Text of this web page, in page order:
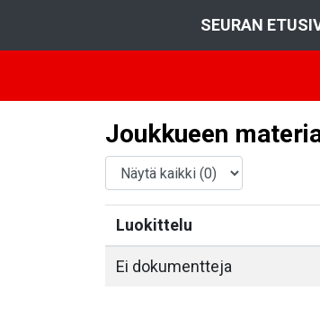
SEURAN
Joukkueen
Luokittelu
Ei dokumentteja